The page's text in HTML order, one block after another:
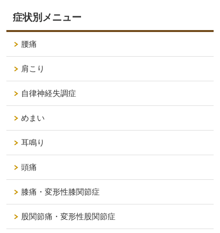
症状別メニュー
腰痛
肩こり
自律神経失調症
めまい
耳鳴り
頭痛
膝痛・変形性膝関節症
股関節痛・変形性股関節症